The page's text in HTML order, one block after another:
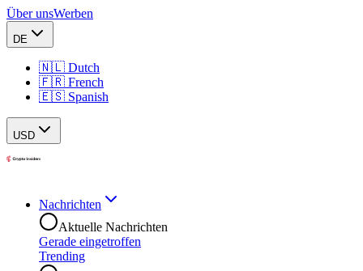
Über unsWerben
DE
🇳🇱 Dutch
🇫🇷 French
🇪🇸 Spanish
USD
Nachrichten
Aktuelle Nachrichten
Gerade eingetroffen
Trending